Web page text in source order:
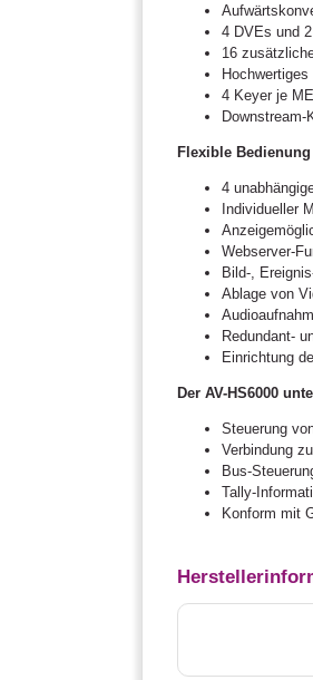
4 DVEs und
16
4 Keyer je
Flexible Bedienung
4
Individueller
Webserver-
Bild-,
Ablage von
Redundant-
Einrichtung
Der AV-HS6000
Steuerung
Verbindung
Bus-
Tally-
Konform mit